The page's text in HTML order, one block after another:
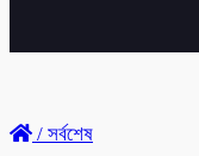
/ সর্বশেষ